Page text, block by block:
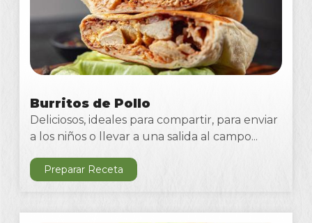
Burritos de Pollo
Deliciosos, ideales para compartir, para enviar
a los niños o llevar a una salida al campo...
Preparar Receta